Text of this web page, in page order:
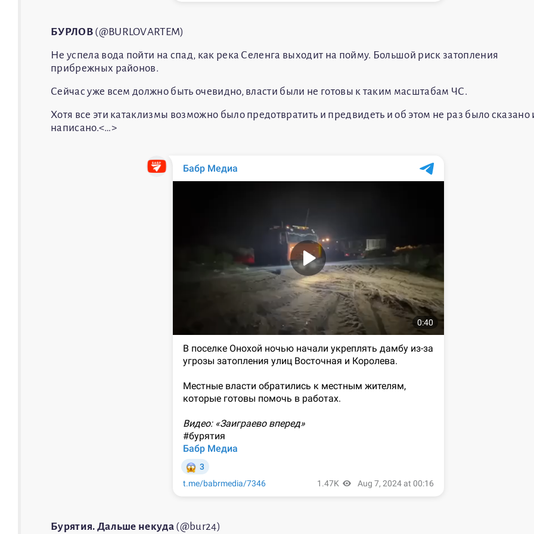
БУРЛОВ(@BURLOVARTEM)
Не успела вода пойти на спад, как река Селенга выходит на пойму. Большой риск затопления
прибрежных районов.
Сейчас уже всем должно быть очевидно, власти были не готовы к таким масштабам ЧС.
Хотя все эти катаклизмы возможно было предотвратить и предвидеть и об этом не раз было сказано
написано.<…>
Бурятия. Дальше некуда (@bur24)